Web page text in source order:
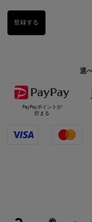
登録する
選
PayPayポイントが
貯まる